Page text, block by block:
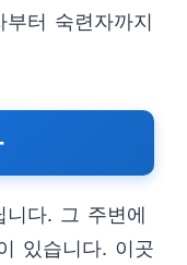
터 숙련자까지
니다. 그 주변에
있습니다. 이곳